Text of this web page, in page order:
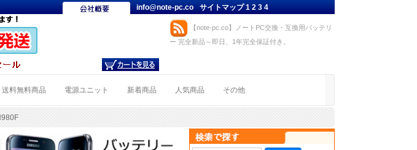
info@note-pc.co サイトマップ1234
【note-pc.co】ノートPC交換・互換用バッテリ
ー 完全新品～即日、1年完全保証付き。
送料無料商品 電源ユニット 新着商品 人気商品 その他